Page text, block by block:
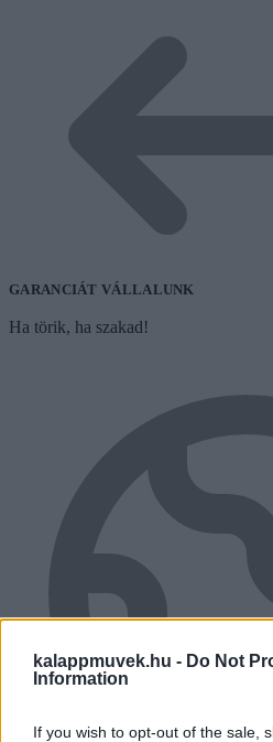
kalappmuvek.hu - Do Not
Information
If you wish to opt-out of the sale,
GARANCIÁT VÁLLALUNK
Ha törik, ha szakad!